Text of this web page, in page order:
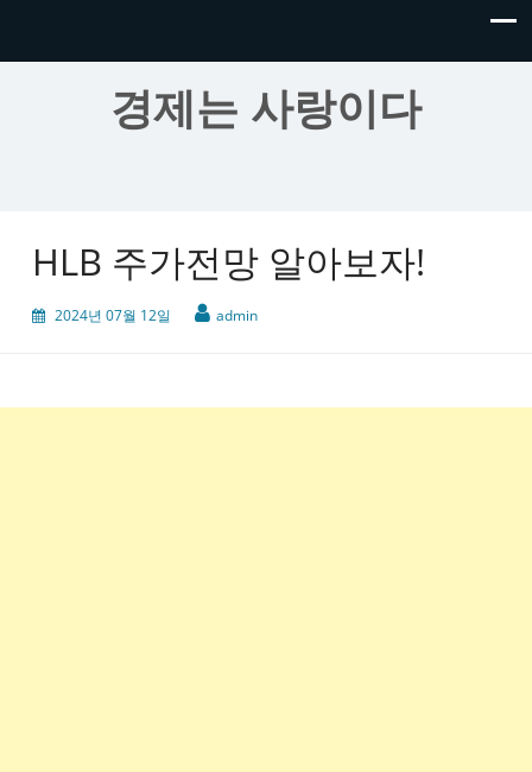
경제는 사랑이다
HLB 주가전망 알아보자!
2024년 07월 12일 admin